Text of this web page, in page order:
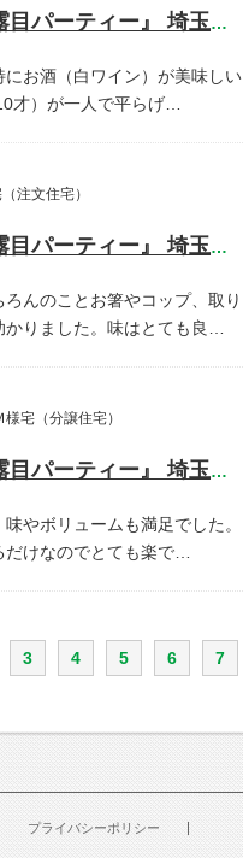
開催しました! 『新築お披露目パーティー』 埼玉県三郷市 T様宅
お酒（白ワイン）が美味しい
才）が一人で平らげ…
注文住宅）
開催しました! 『新築お披露目パーティー』 埼玉県草加市 H様宅
んのことお箸やコップ、取り
りました。味はとても良…
宅（分譲住宅）
開催しました! 『新築お披露目パーティー』 埼玉県さいたま市 Y様宅
やボリュームも満足でした。
けなのでとても楽で…
3 4 5 6 7
プライバシーポリシー